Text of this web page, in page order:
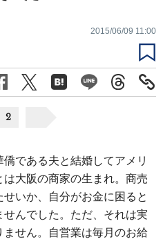
2015/06/09 11:00
2
である夫と結婚してアメリ
大阪の商家の生まれ。商売
いか、自分がお金に困ると
んでした。ただ、それは実
せん。自営業は毎月のお給